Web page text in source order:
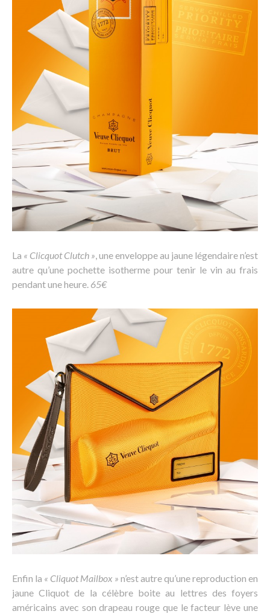
La « Clicquot Clutch », une enveloppe au jaune légendaire n’est
autre qu’une pochette isotherme pour tenir le vin au frais
pendant une heure. 65€
Enfin la « Cliquot Mailbox » n’est autre qu’une reproduction en
jaune Cliquot de la célèbre boite au lettres des foyers
américains avec son drapeau rouge que le facteur lève une